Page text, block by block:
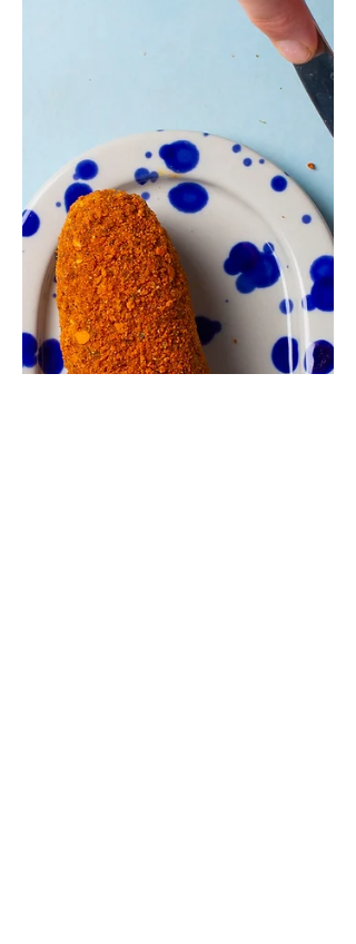
15 skirtingų pagardų prie
margučių tik iš kelių ingredientų
(Receptai)